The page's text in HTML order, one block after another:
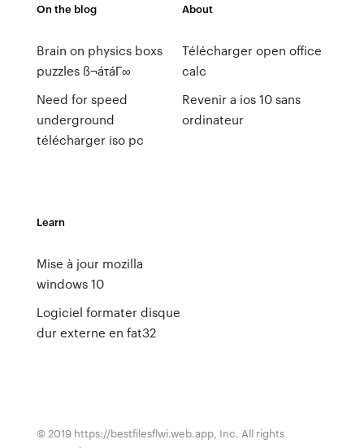
On the blog
Brain on physics boxs
puzzles ß¬áτáΓ∞
Need for speed
underground
télécharger iso pc
About
Télécharger open office
calc
Revenir a ios 10 sans
ordinateur
Learn
Mise à jour mozilla
windows 10
Logiciel formater disque
dur externe en fat32
© 2019 https://bestfilesflwi.web.app, Inc. All rights